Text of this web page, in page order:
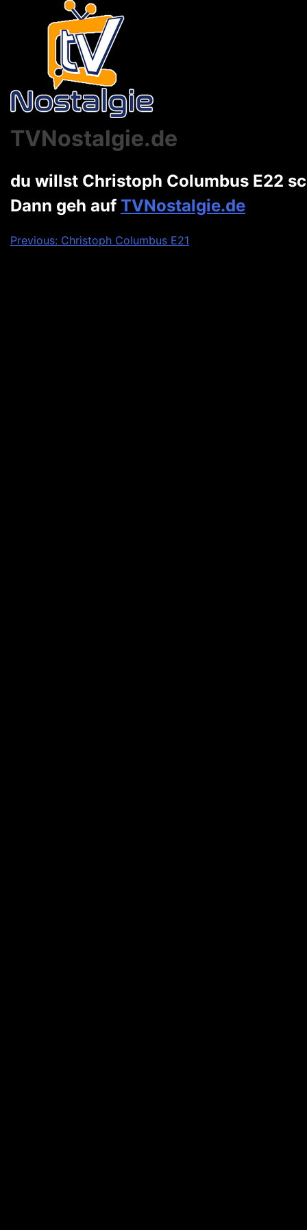
TVNostalgie.de
du willst Christoph Columbus E22
Dann geh auf TVNostalgie.de
Beitragsnavigation
Previous: Christoph Columbus E21